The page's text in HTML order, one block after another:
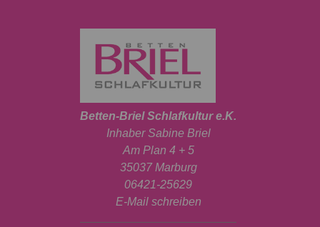
Betten-Briel Schlafkultur e.K.
Inhaber Sabine Briel
Am Plan 4 + 5
35037 Marburg
06421-25629
E-Mail schreiben